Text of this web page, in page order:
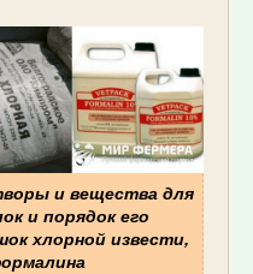
и вещества для
и порядок его
хлорной извести,